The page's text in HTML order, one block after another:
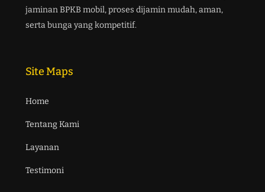
jaminan BPKB mobil, proses dijamin mudah, aman,
serta bunga yang kompetitif.
Site Maps
Home
Tentang Kami
Layanan
Testimoni